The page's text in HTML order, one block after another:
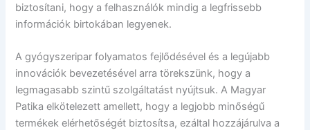
biztosítani, hogy a felhasználók mindig a legfrissebb
információk birtokában legyenek.
A gyógyszeripar folyamatos fejlődésével és a legújabb
innovációk bevezetésével arra törekszünk, hogy a
legmagasabb szintű szolgáltatást nyújtsuk. A Magyar
Patika elkötelezett amellett, hogy a legjobb minőségű
termékek elérhetőségét biztosítsa, ezáltal hozzájárulva a